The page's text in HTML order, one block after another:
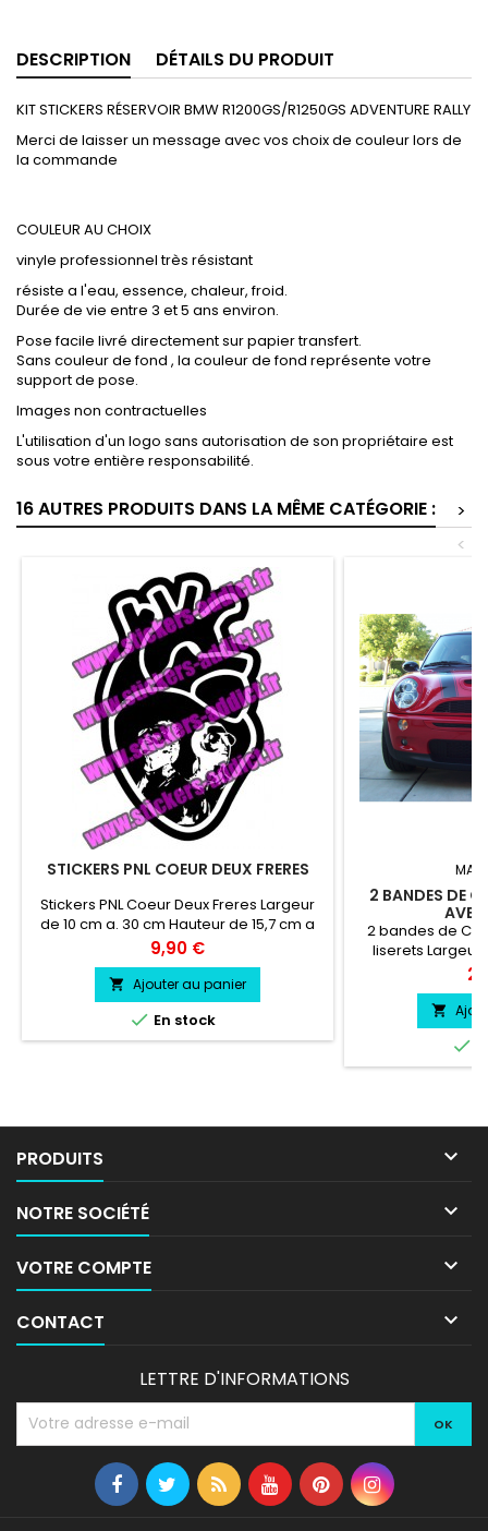
DESCRIPTION DÉTAILS DU PRODUIT
KIT STICKERS RÉSERVOIR BMW R1200GS/R1250GS ADVENTURE RALLY
Merci de laisser un message avec vos choix de couleur lors de
la commande
COULEUR AU CHOIX
vinyle professionnel très résistant
résiste a l'eau, essence, chaleur, froid.
Durée de vie entre 3 et 5 ans environ.
Pose facile livré directement sur papier transfert.
Sans couleur de fond , la couleur de fond représente votre
support de pose.
Images non contractuelles
L'utilisation d'un logo sans autorisation de son propriétaire est
sous votre entière responsabilité.
16 AUTRES PRODUITS DANS LA MÊME CATÉGORIE :
>
<
STICKERS PNL COEUR DEUX FRERES
Stickers PNL Coeur Deux Freres Largeur
de 10 cm a. 30 cm Hauteur de 15,7 cm a
47,3 cm
Prix
9,90 €
 Ajouter au panier
 En stock
2 BANDES DE
AVEC
2 bandes de
liserets Largeur
Largeur
vinyle
a l'eau,
vie entre 3 et 5
livré


PRODUITS 
NOTRE SOCIÉTÉ 
VOTRE COMPTE 
CONTACT 
LETTRE D'INFORMATIONS